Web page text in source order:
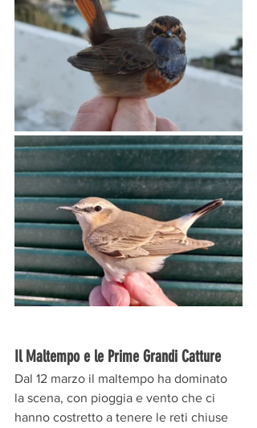
Il Maltempo e le Prime Grandi Catture
Dal 12 marzo il maltempo ha dominato
la scena, con pioggia e vento che ci
hanno costretto a tenere le reti chiuse